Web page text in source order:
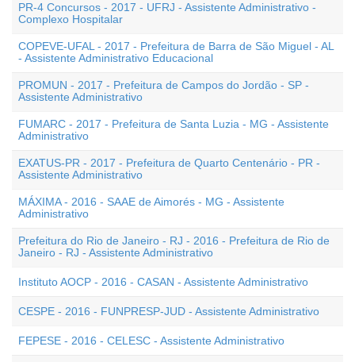
PR-4 Concursos - 2017 - UFRJ - Assistente Administrativo -
Complexo Hospitalar
COPEVE-UFAL - 2017 - Prefeitura de Barra de São Miguel - AL
- Assistente Administrativo Educacional
PROMUN - 2017 - Prefeitura de Campos do Jordão - SP -
Assistente Administrativo
FUMARC - 2017 - Prefeitura de Santa Luzia - MG - Assistente
Administrativo
EXATUS-PR - 2017 - Prefeitura de Quarto Centenário - PR -
Assistente Administrativo
MÁXIMA - 2016 - SAAE de Aimorés - MG - Assistente
Administrativo
Prefeitura do Rio de Janeiro - RJ - 2016 - Prefeitura de Rio de
Janeiro - RJ - Assistente Administrativo
Instituto AOCP - 2016 - CASAN - Assistente Administrativo
CESPE - 2016 - FUNPRESP-JUD - Assistente Administrativo
FEPESE - 2016 - CELESC - Assistente Administrativo